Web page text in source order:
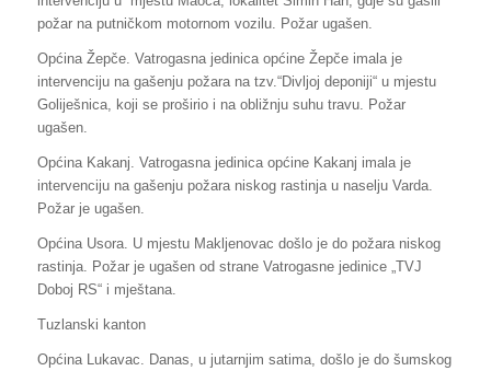
požar na putničkom motornom vozilu. Požar ugašen.
Općina Žepče. Vatrogasna jedinica općine Žepče imala je
intervenciju na gašenju požara na tzv.“Divljoj deponiji“ u mjestu
Goliješnica, koji se proširio i na obližnju suhu travu. Požar
ugašen.
Općina Kakanj. Vatrogasna jedinica općine Kakanj imala je
intervenciju na gašenju požara niskog rastinja u naselju Varda.
Požar je ugašen.
Općina Usora. U mjestu Makljenovac došlo je do požara niskog
rastinja. Požar je ugašen od strane Vatrogasne jedinice „TVJ
Doboj RS“ i mještana.
Tuzlanski kanton
Općina Lukavac. Danas, u jutarnjim satima, došlo je do šumskog